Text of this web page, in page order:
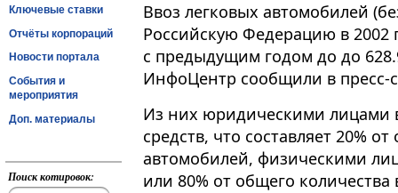
Ключевые ставки
Отчёты корпораций
Новости портала
События и
мероприятия
Доп. материалы
Поиск котировок:
Ввоз легковых автомобилей
Российскую Федерацию в 2002
с предыдущим годом до до
ИнфоЦентр сообщили в пресс-
Из них юридическими лицами
средств, что составляет 20%
автомобилей, физическими
или 80% от общего количества